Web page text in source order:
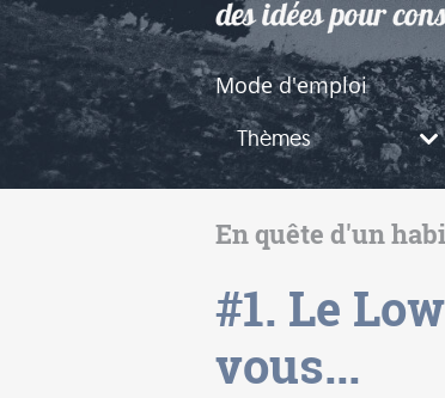
Mode d'emploi
Thèmes
En quête d'un
#1. Le
vous...